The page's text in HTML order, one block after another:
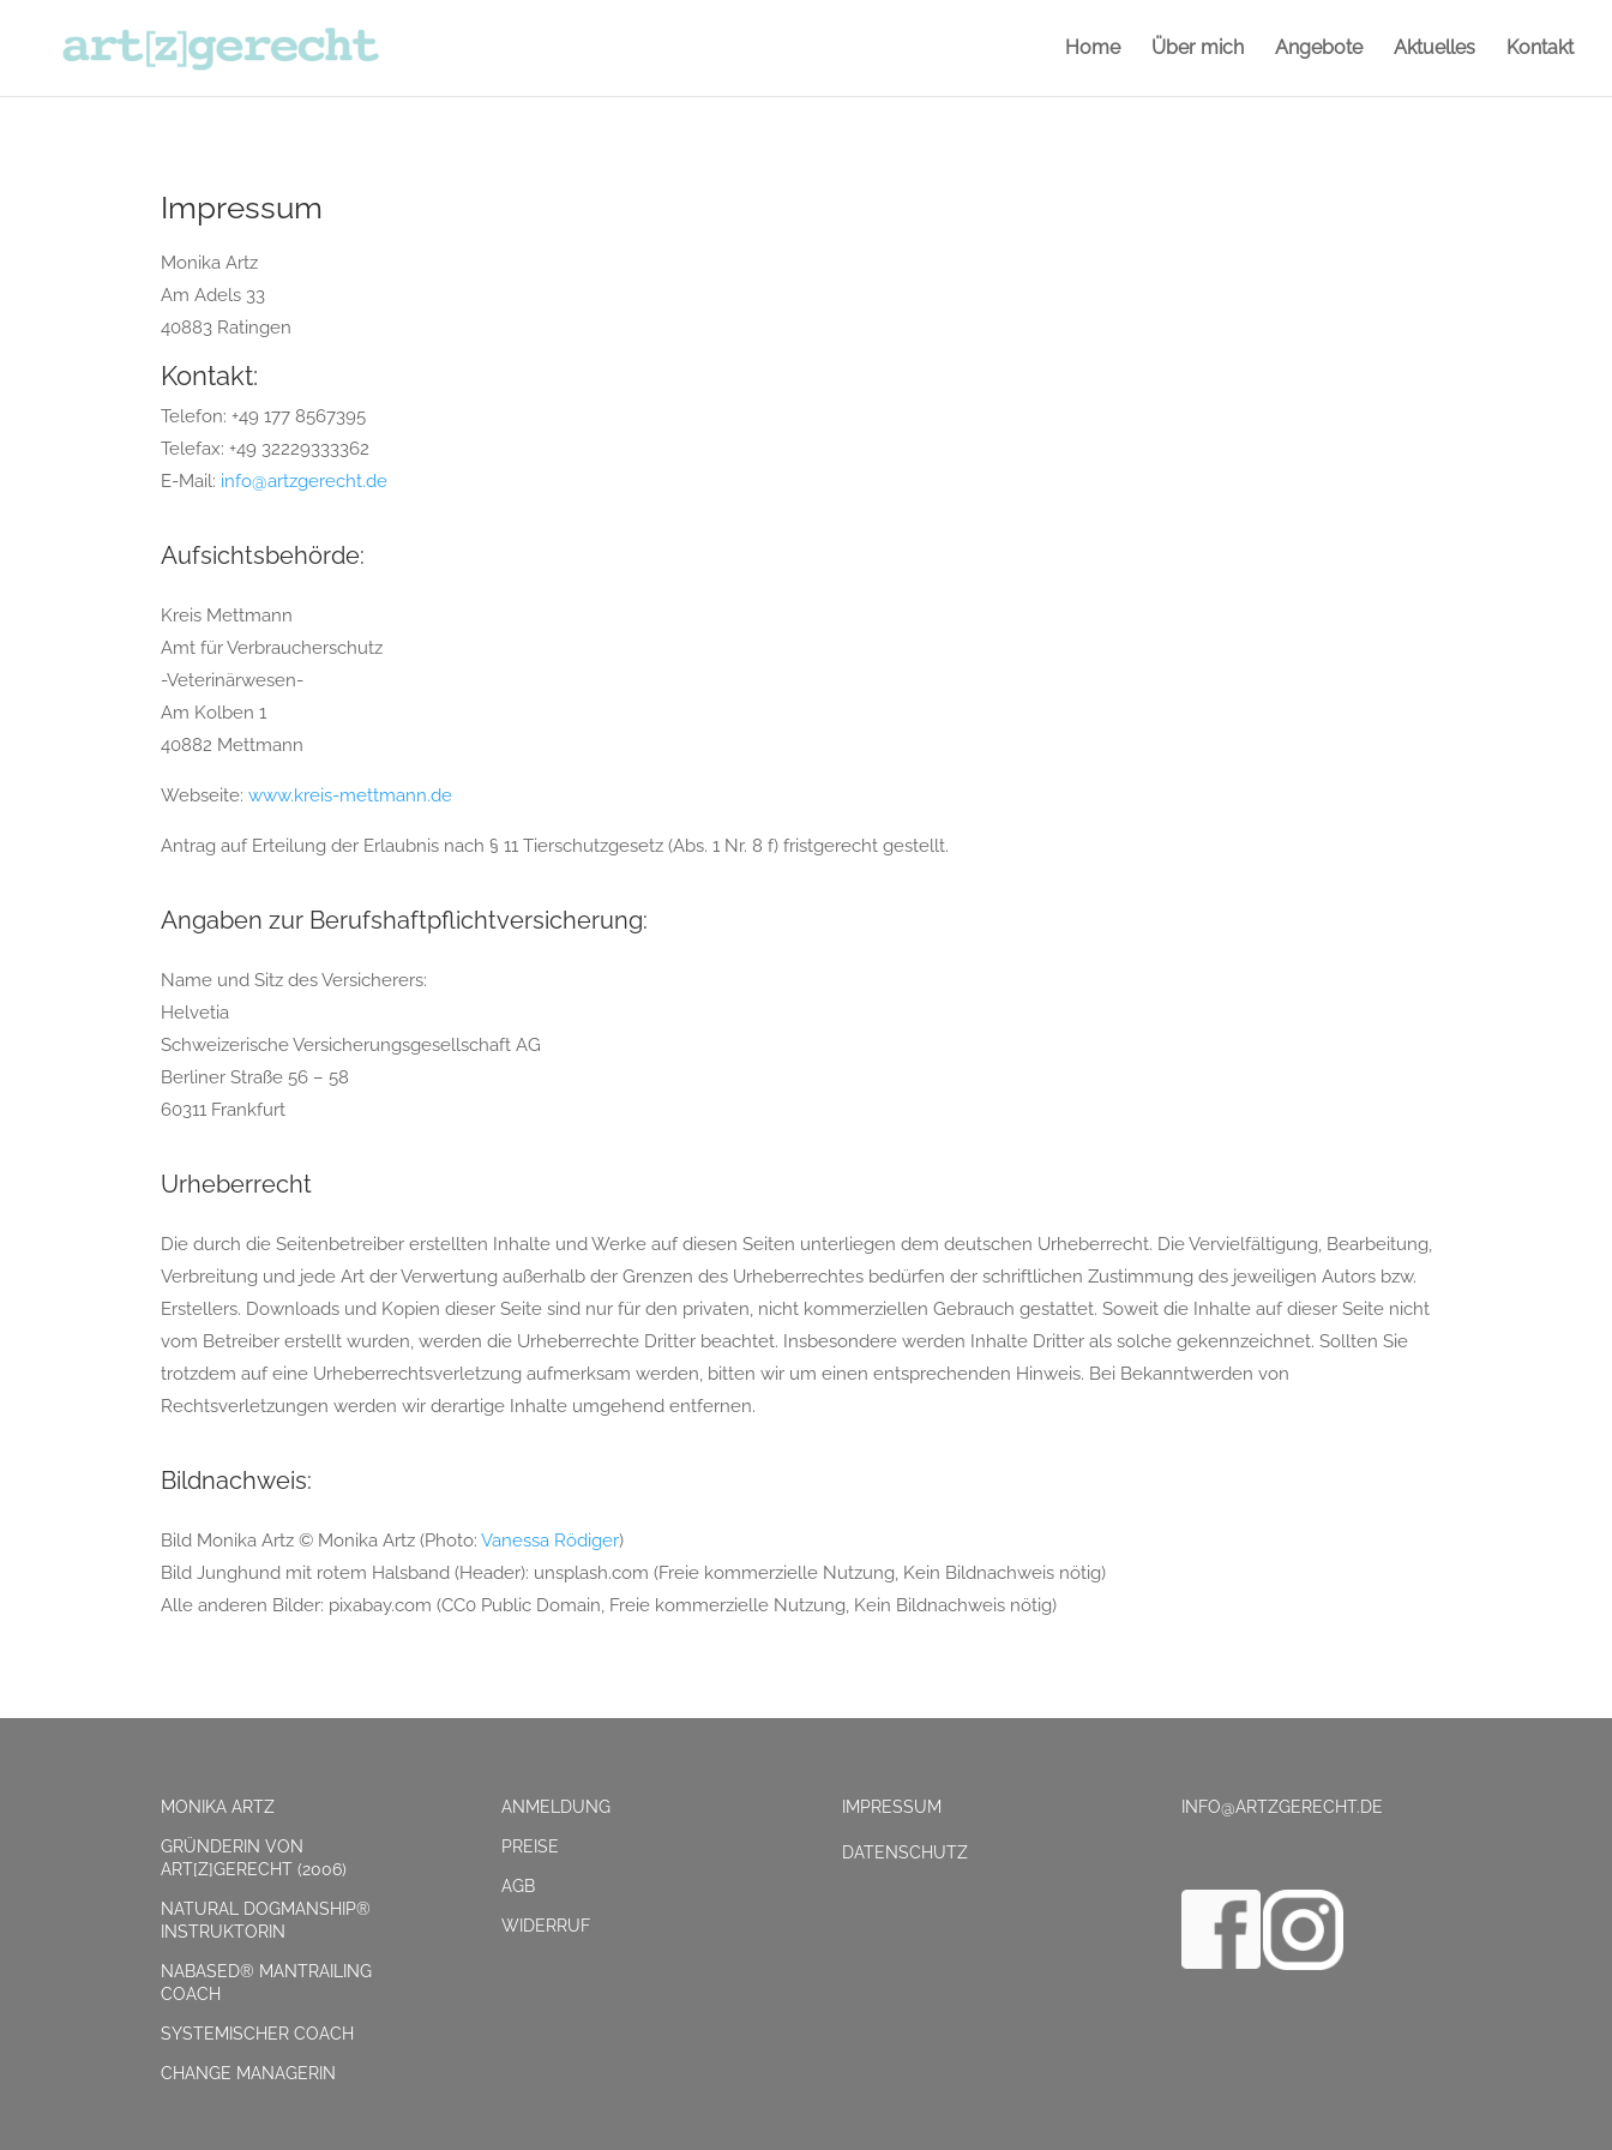
Home Über mich Angebote Aktuelles Kontakt
Impressum
Monika Artz
Am Adels 33
40883 Ratingen
Kontakt:
Telefon: +49 177 8567395
Telefax: +49 32229333362
E-Mail: info@artzgerecht.de
Aufsichtsbehörde:
Kreis Mettmann
Amt für Verbraucherschutz
-Veterinärwesen-
Am Kolben 1
40882 Mettmann
Webseite:www.kreis-mettmann.de
Antrag auf Erteilung der Erlaubnis nach § 11 Tierschutzgesetz (Abs. 1 Nr. 8 f) fristgerecht gestellt.
Angaben zur Berufshaftpflichtversicherung:
Name und Sitz des Versicherers:
Helvetia
Schweizerische Versicherungsgesellschaft AG
Berliner Straße 56 – 58
60311 Frankfurt
Urheberrecht
Die durch die Seitenbetreiber erstellten Inhalte und Werke auf diesen Seiten unterliegen dem deutschen Urheberrecht. Die Vervielfältigung, Bearbeitung,
Verbreitung und jede Art der Verwertung außerhalb der Grenzen des Urheberrechtes bedürfen der schriftlichen Zustimmung des jeweiligen Autors bzw.
Erstellers. Downloads und Kopien dieser Seite sind nur für den privaten, nicht kommerziellen Gebrauch gestattet. Soweit die Inhalte auf dieser Seite nicht
vom Betreiber erstellt wurden, werden die Urheberrechte Dritter beachtet. Insbesondere werden Inhalte Dritter als solche gekennzeichnet. Sollten Sie
trotzdem auf eine Urheberrechtsverletzung aufmerksam werden, bitten wir um einen entsprechenden Hinweis. Bei Bekanntwerden von
Rechtsverletzungen werden wir derartige Inhalte umgehend entfernen.
Bildnachweis:
Bild Monika Artz © Monika Artz (Photo:Vanessa Rödiger)
Bild Junghund mit rotem Halsband (Header): unsplash.com (Freie kommerzielle Nutzung, Kein Bildnachweis nötig)
Alle anderen Bilder: pixabay.com (CC0 Public Domain, Freie kommerzielle Nutzung, Kein Bildnachweis nötig)
MONIKA ARTZ
GRÜNDERIN VON
ART[Z]GERECHT (2006)
NATURAL DOGMANSHIP®
INSTRUKTORIN
NABASED® MANTRAILING
COACH
SYSTEMISCHER COACH
CHANGE MANAGERIN
ANMELDUNG
PREISE
AGB
WIDERRUF
IMPRESSUM
DATENSCHUTZ
INFO@ARTZGERECHT.DE